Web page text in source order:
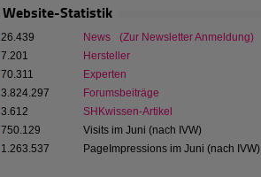
Website-Statistik
26.439 News
(Zur Newsletter Anmeldung)
7.201
Hersteller
70.311
Experten
3.824.297
Forumsbeiträge
3.612
SHKwissen-Artikel
750.129
Visits im Juni (nach IVW)
1.263.537
PageImpressions im Juni (nach IVW)